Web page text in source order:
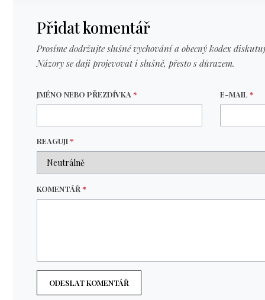
Přidat komentář
Prosíme dodržujte slušné vychování a obecný kodex
Názory se daji projevovat i slušně, přesto s důrazem.
JMÉNO NEBO PŘEZDÍVKA* E-MAIL*
REAGUJI*
KOMENTÁŘ*
ODESLAT KOMENTÁŘ